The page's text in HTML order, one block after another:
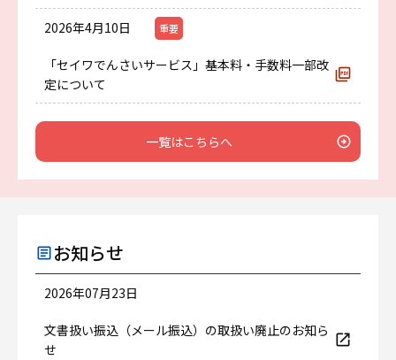
2026年4月10日 重要
「セイワでんさいサービス」基本料・手数料一部改
定について
一覧はこちらへ
お知らせ
2026年07月23日
文書扱い振込（メール振込）の取扱い廃止のお知ら
せ